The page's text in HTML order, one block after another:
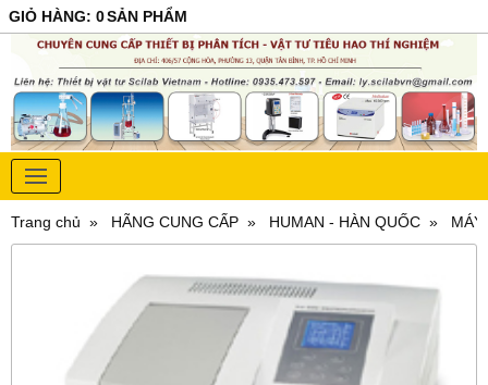
GIỎ HÀNG: 0SẢN PHẨM
Trang chủ HÃNG CUNG CẤP HUMAN - HÀN QUỐC